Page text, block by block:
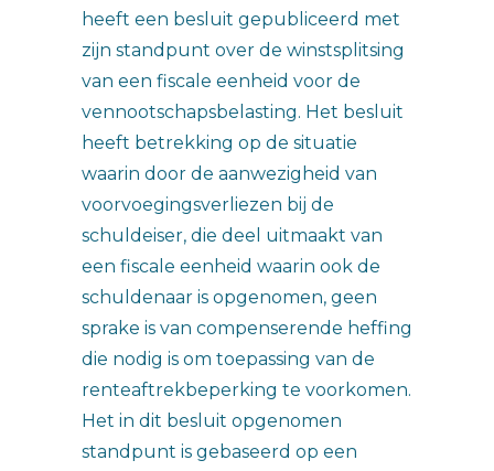
heeft een besluit gepubliceerd met
zijn standpunt over de winstsplitsing
van een fiscale eenheid voor de
vennootschapsbelasting. Het besluit
heeft betrekking op de situatie
waarin door de aanwezigheid van
voorvoegingsverliezen bij de
schuldeiser, die deel uitmaakt van
een fiscale eenheid waarin ook de
schuldenaar is opgenomen, geen
sprake is van compenserende heffing
die nodig is om toepassing van de
renteaftrekbeperking te voorkomen.
Het in dit besluit opgenomen
standpunt is gebaseerd op een